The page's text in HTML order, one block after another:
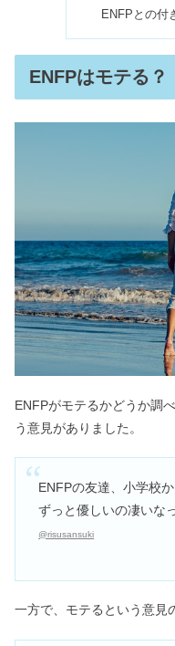
ISTP
でき
ISFP
仲良
職・
性が
ENFPとの付
ENFPはモテる？
ENFPがモテるかどうか調
う意見がありました。
ENFPの友達、小学校
ずっと優しいの凄いな
@risusansuki
一方で、モテるという意見